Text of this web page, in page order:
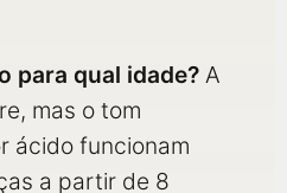
para qual idade? A
mas o tom
ácido funcionam
a partir de 8